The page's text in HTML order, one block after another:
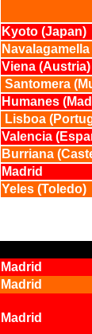
Kyoto (Japan)
Viena (Austria)
Santomera
Humanes
Lisboa
Valencia
Burriana
Madrid
Yeles (Toledo)
Madrid
Madrid
Madrid